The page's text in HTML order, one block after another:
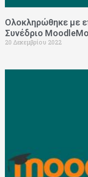
Ολοκληρώθηκε με
Συνέδριο
20 Δεκεμβρίου 2022